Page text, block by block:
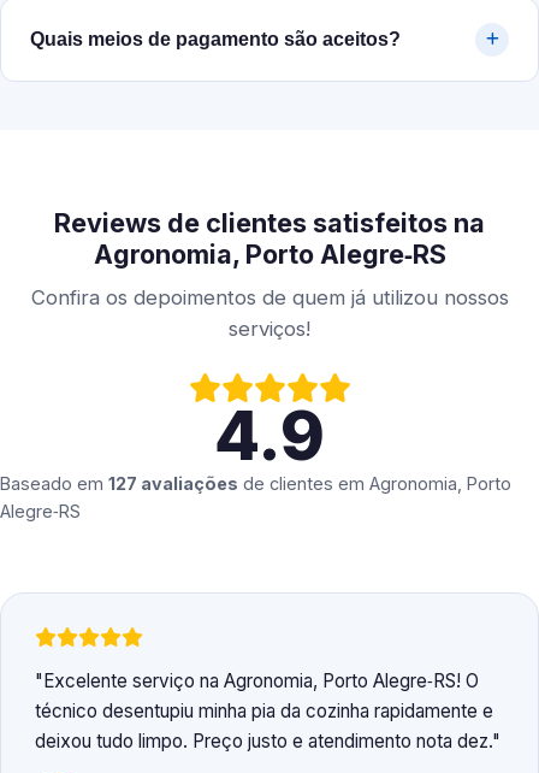
Quais meios de pagamento são aceitos?
Reviews de clientes satisfeitos na
Agronomia, Porto Alegre‑RS
Confira os depoimentos de quem já utilizou nossos
serviços!
4.9
Baseado em 127 avaliações de clientes em Agronomia, Porto
Alegre‑RS
Excelente serviço na Agronomia, Porto Alegre‑RS! O
técnico desentupiu minha pia da cozinha rapidamente e
deixou tudo limpo. Preço justo e atendimento nota dez.